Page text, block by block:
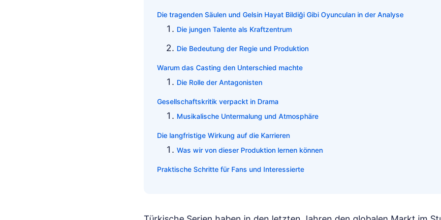
Die tragenden Säulen und Gelsin Hayat Bildiği Gibi Oyuncuları in der Analyse
Die jungen Talente als Kraftzentrum
Die Bedeutung der Regie und Produktion
Warum das Casting den Unterschied machte
Die Rolle der Antagonisten
Gesellschaftskritik verpackt in Drama
Musikalische Untermalung und Atmosphäre
Die langfristige Wirkung auf die Karrieren
Was wir von dieser Produktion lernen können
Praktische Schritte für Fans und Interessierte